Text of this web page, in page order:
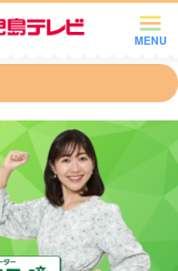
MENU